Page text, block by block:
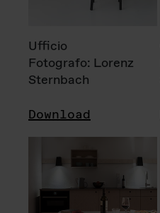
Ufficio
Fotografo: Lorenz
Sternbach
Download